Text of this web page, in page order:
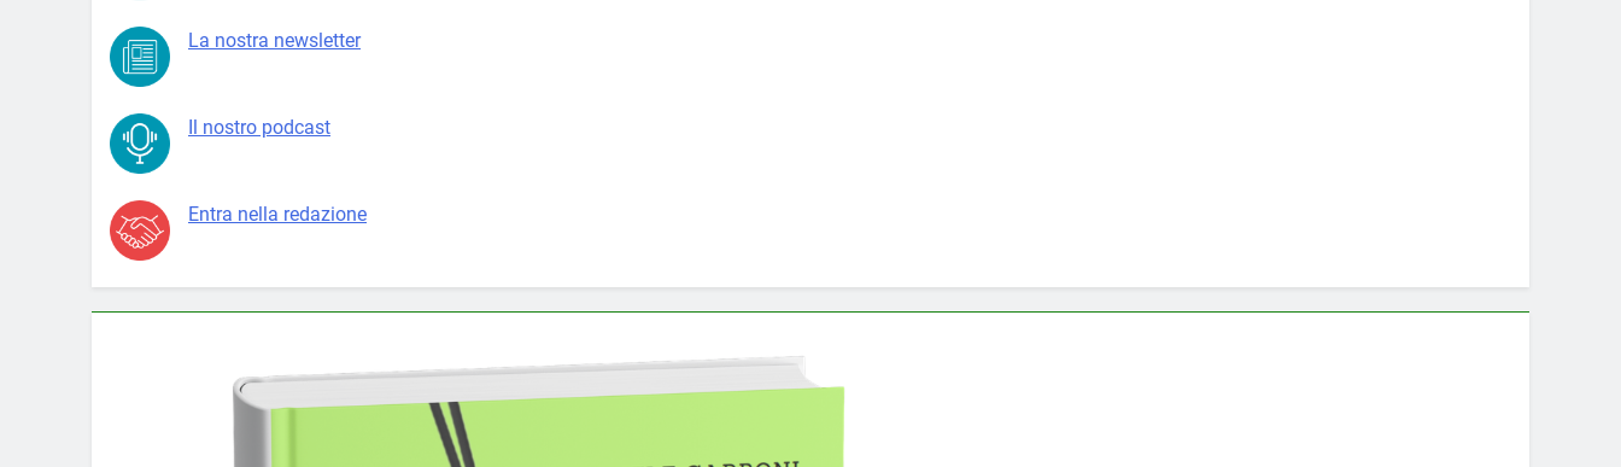
La nostra newsletter
Il nostro podcast
Entra nella redazione